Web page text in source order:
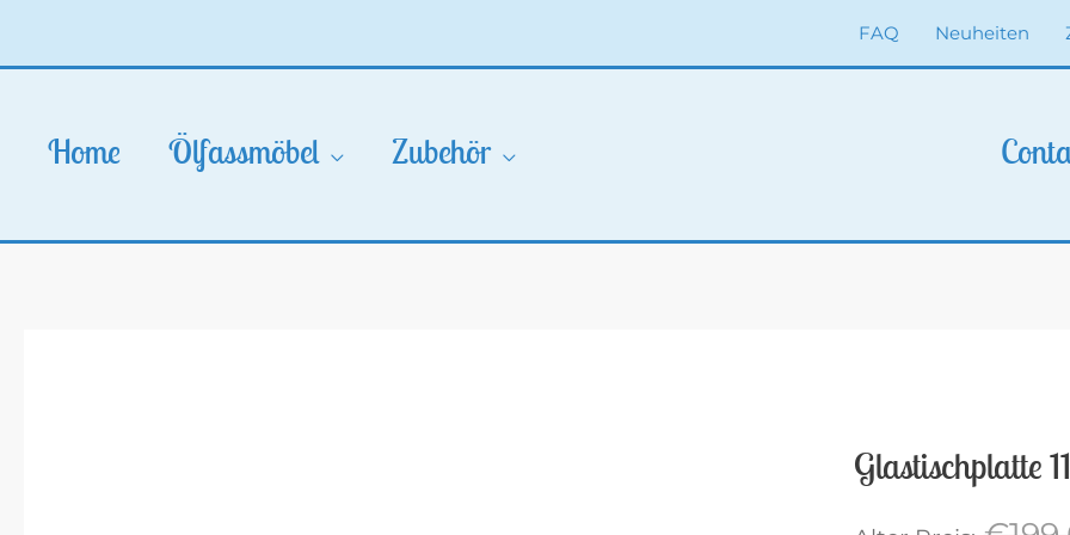
FAQ Neuheiten
Home Ölfassmöbel Zubehör
Glastischplatte